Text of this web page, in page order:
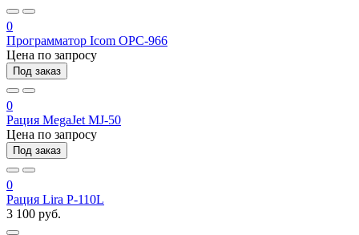
0
Программатор Icom OPC-966
Цена по запросу
Под заказ
0
Рация MegaJet MJ-50
Цена по запросу
Под заказ
0
Рация Lira P-110L
3 100 руб.